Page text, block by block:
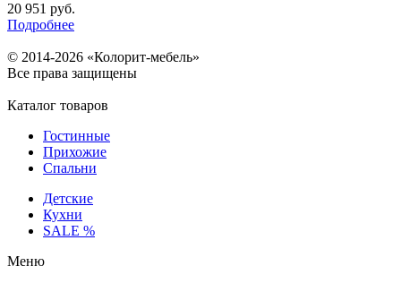
20 951 руб.
Подробнее
© 2014-2026 «Колорит-мебель»
Все права защищены
Каталог товаров
Гостинные
Прихожие
Спальни
Детские
Кухни
SALE %
Меню